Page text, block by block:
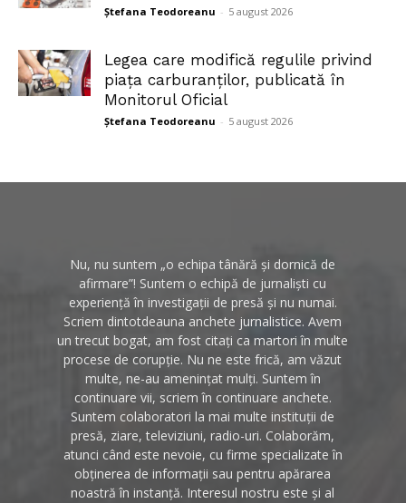
Ștefana Teodoreanu - 5 august 2026
Legea care modifică regulile privind
piața carburanților, publicată în
Monitorul Oficial
Ștefana Teodoreanu - 5 august 2026
Nu, nu suntem „o echipa tânără și dornică de
afirmare”! Suntem o echipă de jurnaliști cu
experiență în investigații de presă și nu numai.
Scriem dintotdeauna anchete jurnalistice. Avem
un trecut bogat, am fost citați ca martori în multe
procese de corupție. Nu ne este frică, am văzut
multe, ne-au amenințat mulți. Suntem în
continuare vii, scriem în continuare anchete.
Suntem colaboratori la mai multe instituții de
presă, ziare, televiziuni, radio-uri. Colaborăm,
atunci când este nevoie, cu firme specializate în
obținerea de informații sau pentru apărarea
noastră în instanță. Interesul nostru este și al